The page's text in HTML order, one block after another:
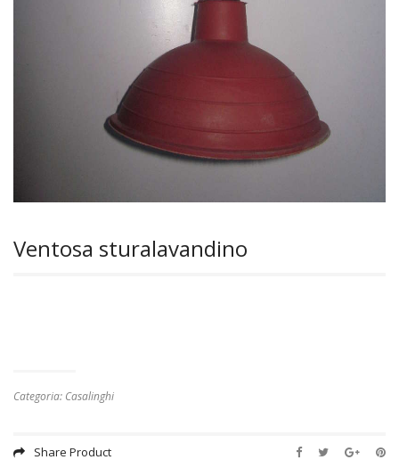
Ventosa sturalavandino
Categoria: Casalinghi
Share Product